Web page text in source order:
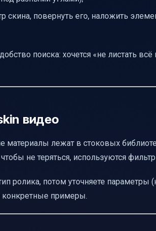
скина, повернуть его, наложить
поиска: хочется «не листать всё
видео
материалы лежат в стоковых
не теряться, используются
ролика, потом уточняете параметры
конкретные примеры.